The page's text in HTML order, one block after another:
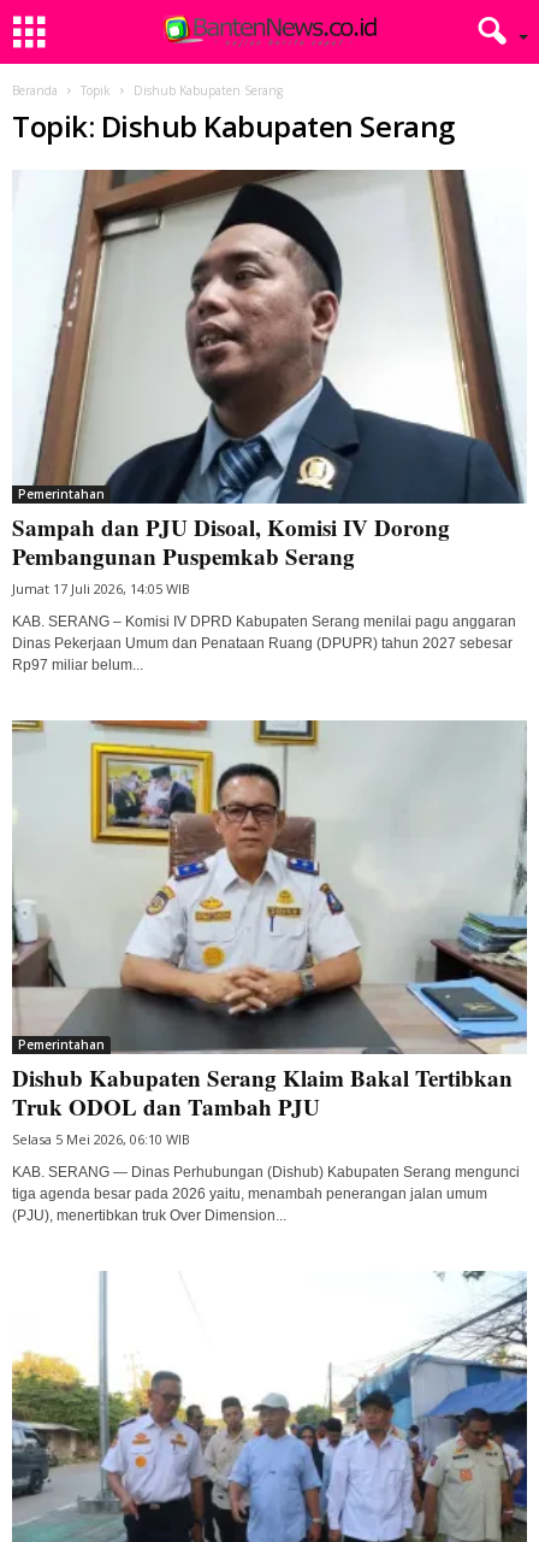
Beranda Topik Dishub Kabupaten Serang
Topik: Dishub Kabupaten Serang
Pemerintahan
Sampah dan PJU Disoal, Komisi IV Dorong
Pembangunan Puspemkab Serang
Jumat 17 Juli 2026, 14:05 WIB
KAB. SERANG – Komisi IV DPRD Kabupaten Serang menilai pagu anggaran
Dinas Pekerjaan Umum dan Penataan Ruang (DPUPR) tahun 2027 sebesar
Rp97 miliar belum...
Pemerintahan
Dishub Kabupaten Serang Klaim Bakal Tertibkan
Truk ODOL dan Tambah PJU
Selasa 5 Mei 2026, 06:10 WIB
KAB. SERANG — Dinas Perhubungan (Dishub) Kabupaten Serang mengunci
tiga agenda besar pada 2026 yaitu, menambah penerangan jalan umum
(PJU), menertibkan truk Over Dimension...